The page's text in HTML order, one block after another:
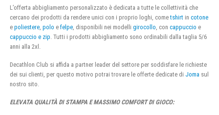
L’offerta abbigliamento personalizzato è dedicata a tutte le collettività che
cercano dei prodotti da rendere unici con i proprio loghi, cometshirt in cotone
e poliestere polo e felpe , disponibili nei modelli girocollo , con cappuccio e
cappuccio e zip . Tutti i prodotti abbigliamento sono ordinabili dalla taglia 5/6
anni alla 2xl.
Decathlon Club si affida a partner leader del settore per soddisfare le richieste
dei sui clienti, per questo motivo potrai trovare le offerte dedicate di Joma sul
nostro sito.
ELEVATA QUALITÀ DI STAMPA E MASSIMO COMFORT DI GIOCO: